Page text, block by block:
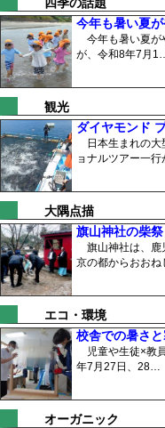
今年も暑い夏
今年も暑い夏が
が、令和8年7月
観光
ダイヤモンド
日本生まれの大
ョナルツアー一
大隅点描
旗山神社の柴
旗山神社は、鹿
京の都からおお
エコ・環境
校舎での暑さ
児童や生徒×教
年7月27日、28…
オーガニック